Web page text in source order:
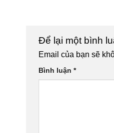
Để lại một bình
Email của bạn sẽ
Bình luận *